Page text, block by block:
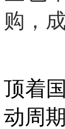
购，
顶着
动周